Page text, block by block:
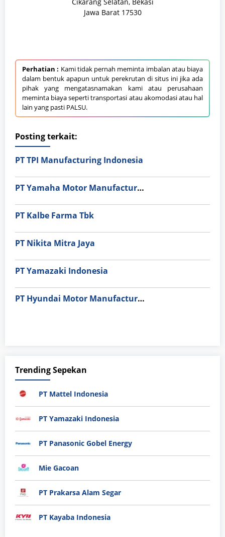
Cikarang Selatan, Bekasi
Jawa Barat 17530
Perhatian : Kami tidak pernah meminta imbalan atau biaya
dalam bentuk apapun untuk perekrutan di situs ini jika ada
pihak yang mengatasnamakan kami atau perusahaan
meminta biaya seperti transportasi atau akomodasi atau hal
lain yang pasti PALSU.
Posting terkait:
PT TPI Manufacturing Indonesia
PT Yamaha Motor Manufacturing
PT Kalbe Farma Tbk
PT Nikita Mitra Jaya
PT Yamazaki Indonesia
PT Hyundai Motor Manufacturing Indonesia
Trending Sepekan
PT Mattel Indonesia
PT Yamazaki Indonesia
PT Panasonic Gobel Energy
Mie Gacoan
PT Prakarsa Alam Segar
PT Kayaba Indonesia